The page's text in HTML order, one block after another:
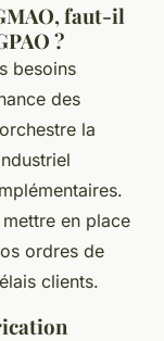
faut-il
?
besoins
des
la
en place
ordres de
clients.